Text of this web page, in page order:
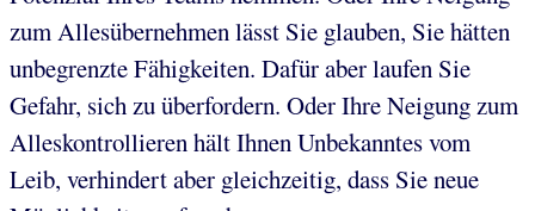
zum Allesübernehmen lässt Sie glauben, Sie hätten
unbegrenzte Fähigkeiten. Dafür aber laufen Sie
Gefahr, sich zu überfordern. Oder Ihre Neigung zum
Alleskontrollieren hält Ihnen Unbekanntes vom
Leib, verhindert aber gleichzeitig, dass Sie neue